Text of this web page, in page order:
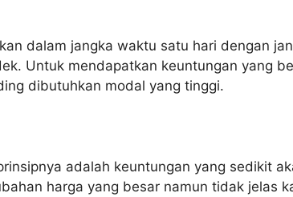
dalam jangka waktu satu hari dengan
Untuk mendapatkan keuntungan yang
dibutuhkan modal yang tinggi.
adalah keuntungan yang sedikit
harga yang besar namun tidak jelas